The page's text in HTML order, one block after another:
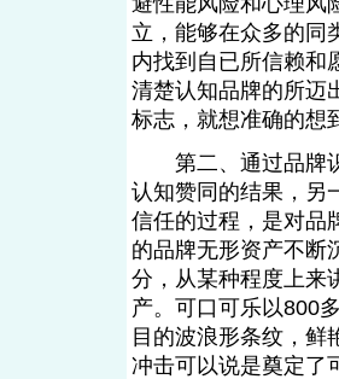
立，能够在众多的同
内找到自已所信赖和
清楚认知品牌的所迈
标志，就想准确的想
第二、通过品牌识
认知赞同的结果，另
信任的过程，是对品
的品牌无形资产不断
分，从某种程度上来
产。可口可乐以800
目的波浪形条纹，鲜
冲击可以说是奠定了